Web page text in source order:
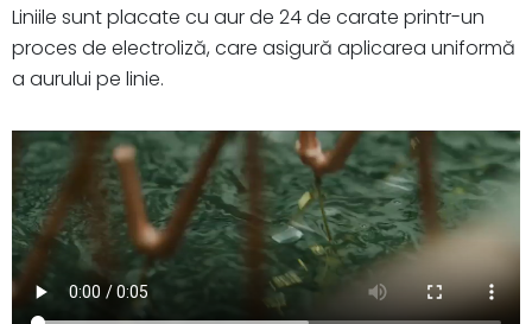
Liniile sunt placate cu aur de 24 de carate printr-un
proces de electroliză, care asigură aplicarea uniformă
a aurului pe linie.